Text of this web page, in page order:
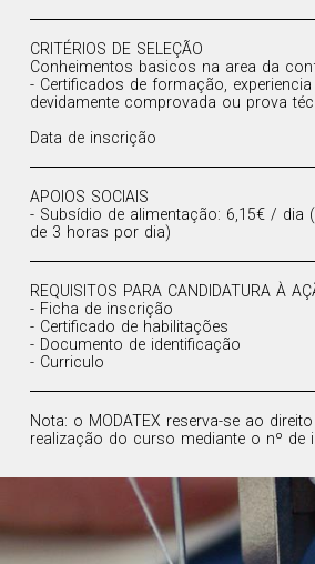
CRITÉRIOS DE SELEÇÃO
Conheimentos basicos na area da
- Certificados de formação,
devidamente comprovada ou prova
Data de inscrição
APOIOS SOCIAIS
- Subsídio de alimentação: 6,15€ / dia
de 3 horas por dia)
REQUISITOS PARA CANDIDATURA À
- Ficha de inscrição
- Certificado de habilitações
- Documento de identificação
- Curriculo
Nota: o MODATEX reserva-se ao
realização do curso mediante o nº de